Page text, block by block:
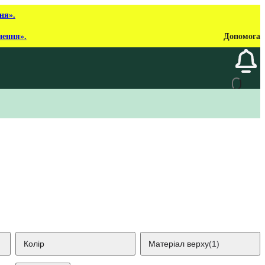
Допомога
Колір Матеріал верху(1)